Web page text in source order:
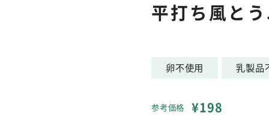
平打ち風と
卵不使用 乳製品
参考価格 ¥198